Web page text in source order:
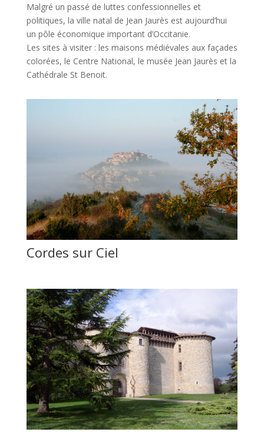
Malgré un passé de luttes confessionnelles et
politiques, la ville natal de Jean Jaurès est aujourd’hui
un pôle économique important d’Occitanie.
Les sites à visiter : les maisons médiévales aux façades
colorées, le Centre National, le musée Jean Jaurès et la
Cathédrale St Benoit.
Cordes sur Ciel